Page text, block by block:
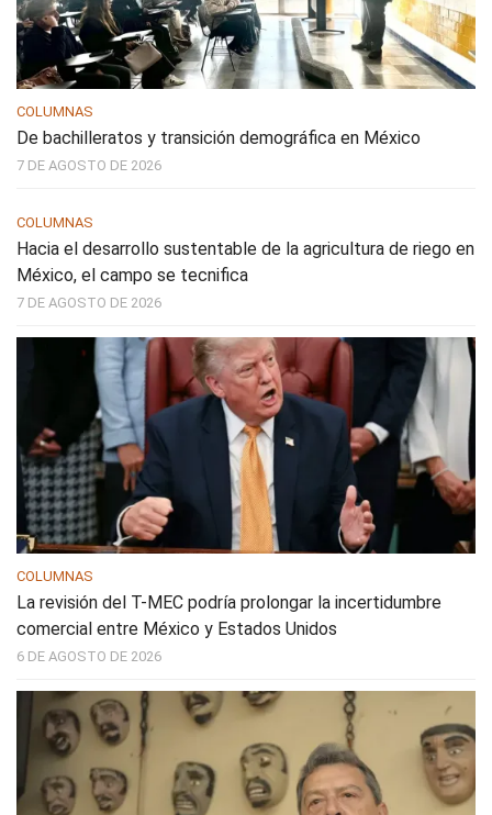
COLUMNAS
De bachilleratos y transición demográfica en México
7 DE AGOSTO DE 2026
COLUMNAS
Hacia el desarrollo sustentable de la agricultura de riego en
México, el campo se tecnifica
7 DE AGOSTO DE 2026
COLUMNAS
La revisión del T-MEC podría prolongar la incertidumbre
comercial entre México y Estados Unidos
6 DE AGOSTO DE 2026